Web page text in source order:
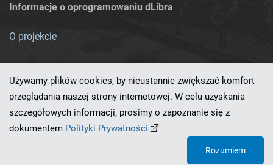
Informacje o oprogramowaniu dLibra
O projekcie
Ten serwis działa dzięki oprogramowaniu
Używamy plików cookies, by nieustannie zwiększać komfort
przeglądania naszej strony internetowej. W celu uzyskania
szczegółowych informacji, prosimy o zapoznanie się z
dokumentem Polityki Prywatności
Rozumiem